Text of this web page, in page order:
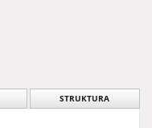
STRUKTURA